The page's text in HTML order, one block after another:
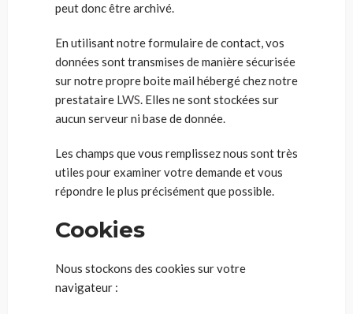
peut donc être archivé.
En utilisant notre formulaire de contact, vos
données sont transmises de manière sécurisée
sur notre propre boite mail hébergé chez notre
prestataire LWS. Elles ne sont stockées sur
aucun serveur ni base de donnée.
Les champs que vous remplissez nous sont très
utiles pour examiner votre demande et vous
répondre le plus précisément que possible.
Cookies
Nous stockons des cookies sur votre
navigateur :